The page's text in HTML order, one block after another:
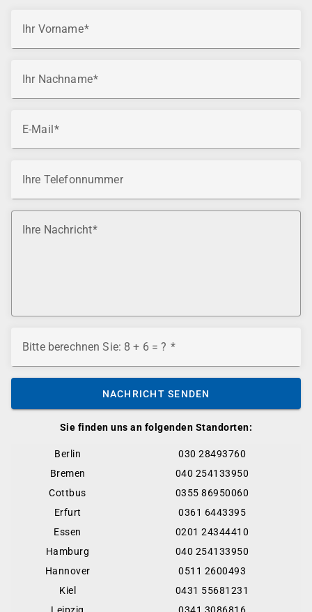
Sie finden uns an folgenden Standorten:
Berlin
030 28493760
Bremen
040 254133950
Cottbus
0355 86950060
Erfurt
0361 6443395
Essen
0201 24344410
Hamburg
040 254133950
Hannover
0511 2600493
Kiel
0431 55681231
Ihr Vorname
Ihr Nachname
E-Mail
Ihre Telefonnummer
Ihre Nachricht
Bitte berechnen Sie: 8 + 6 = ?
NACHRICHT SENDEN